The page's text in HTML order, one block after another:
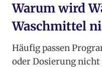
Warum wird
Waschmittel
Häufig passen
oder Dosierung